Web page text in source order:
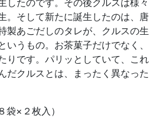
したのです。その後クルスは様々
。そして新たに誕生したのは、唐
製あごだしのタレが、クルスの生
いうもの。お茶菓子だけでなく、
りです。パリッとしていて、これ
だクルスとは、まったく異なった
×２枚入）